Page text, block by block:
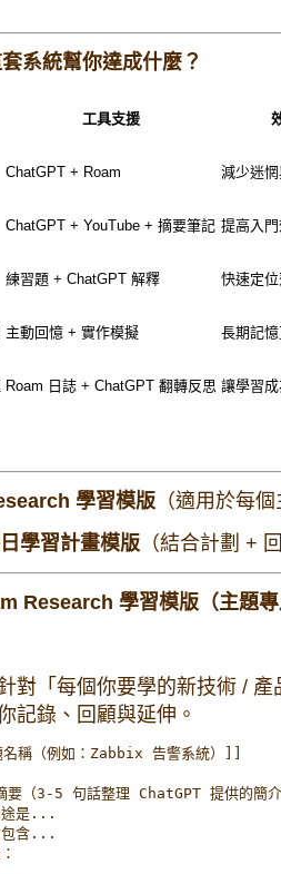
系統幫你達成什麼？
工具支援
ChatGPT + Roam 減少迷
ChatGPT + YouTube + 摘要筆記 提高入
練習題 + ChatGPT 解釋 快速定
主動回憶 + 實作模擬 長期記
Roam 日誌 + ChatGPT 翻轉反思 讓學習
學習模版 （適用於每
學習計畫模版 （結合計劃 +
Research 學習模版（主題
對「每個你要學的新技術 /
記錄、回顧與延伸。
稱（例如：Zabbix 告警系統）]]
（3-5 句話整理 ChatGPT 提供的簡
途是...
包含...